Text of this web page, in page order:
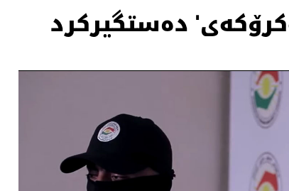
دەستگیرکرد